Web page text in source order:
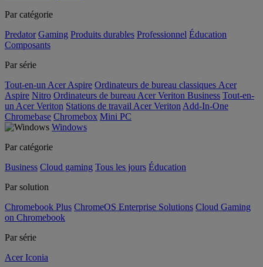
Par catégorie
Predator Gaming Produits durables Professionnel Éducation
Composants
Par série
Tout-en-un Acer Aspire Ordinateurs de bureau classiques Acer
Aspire Nitro Ordinateurs de bureau Acer Veriton Business Tout-en-
un Acer Veriton Stations de travail Acer Veriton Add-In-One
Chromebase Chromebox Mini PC
Windows
Par catégorie
Business Cloud gaming Tous les jours Éducation
Par solution
Chromebook Plus ChromeOS Enterprise Solutions Cloud Gaming
on Chromebook
Par série
Acer Iconia